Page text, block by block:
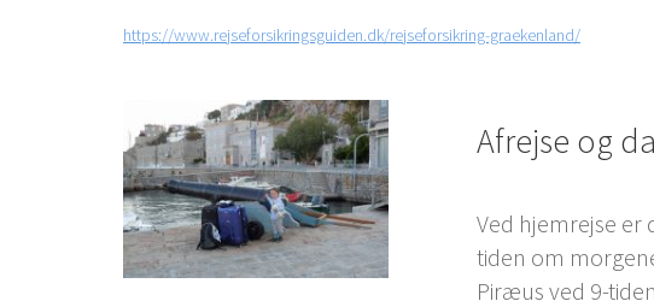
https://www.rejseforsikringsguiden.dk/rejseforsikring-graekenland/
Afrejse og
Ved hjemrejse er
tiden om
Piræus ved 9-